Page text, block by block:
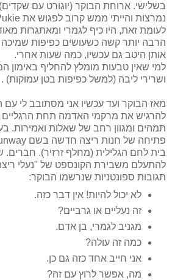
בשלישי. ארוחת הבוקר (יוגורט עם
לעומת זאת, היו כיף לגמרי ומאתגרות
הרבה יותר קשה כשעושים כפיפות שמיכה
אותן היטב גם עכשיו, כמה שעות אחרי.
למי שאין טבעות מומלץ להחליף באימון
ושרירי ליבה (למשל כפיפות בטן עמוקות) .
להרגיש את מרקמי האדמה תחת הרגליים
תמהים ומגוון רחב של שאלות ואמירות.
בית לחם הגלילית (מחלף זרזיר).
להתעלם משבירת הקונספט של "נעלי
תגובות ספונטניות שנרשמו הבוקר:
לא יכול להיות! אין דבר כזה.
זה נעליים או גרביים?
מגניב לגמרי, בן אדם.
כמה זה עולה?
אני חייב אחד כזה גם כן.
מה, אפשר לרוץ עם זה?